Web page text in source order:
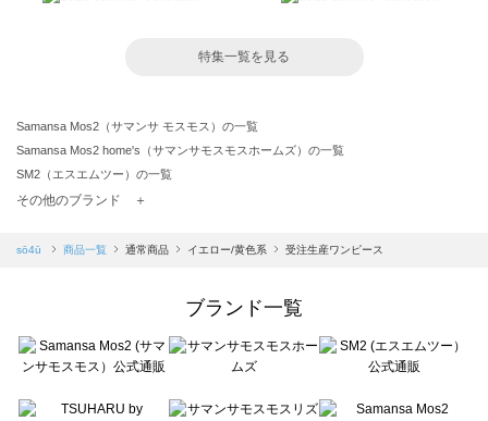
特集一覧を見る
Samansa Mos2（サマンサ モスモス）の一覧
Samansa Mos2 home's（サマンサモスモスホームズ）の一覧
SM2（エスエムツー）の一覧
TSUHARU by Samansa Mos2（ツハルバイサマンサモスモス）の一覧
Samansa Mos2 blue（サマンサモスモス ブルー）の一覧
Te chichi（テチチ）の一覧
Te chichi CLASSIC（テチチ クラシック）の一覧
Lugnoncure（ルノンキュール）の一覧
その他のブランド ＋
sō4ū 商品一覧 通常商品 イエロー/黄色系 受注生産ワンピース
ブランド一覧